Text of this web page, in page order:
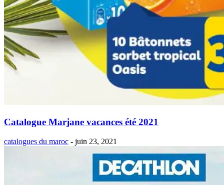
Catalogue Marjane vacances été 2021
catalogues du maroc - juin 23, 2021